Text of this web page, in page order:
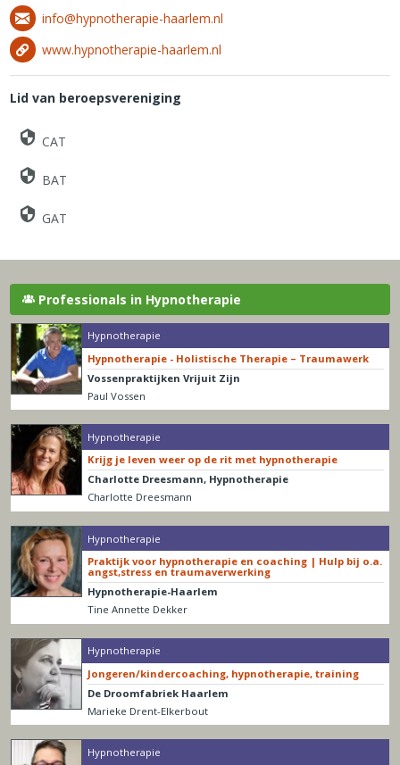
info@hypnotherapie-haarlem.nl
www.hypnotherapie-haarlem.nl
Lid van beroepsvereniging
CAT
BAT
GAT
Professionals in Hypnotherapie
Hypnotherapie
Hypnotherapie - Holistische Therapie – Traumawerk
Vossenpraktijken Vrijuit Zijn
Paul Vossen
Hypnotherapie
Krijg je leven weer op de rit met hypnotherapie
Charlotte Dreesmann, Hypnotherapie
Charlotte Dreesmann
Hypnotherapie
Praktijk voor hypnotherapie en coaching | Hulp bij o.a.
angst,stress en traumaverwerking
Hypnotherapie-Haarlem
Tine Annette Dekker
Hypnotherapie
Jongeren/kindercoaching, hypnotherapie, training
De Droomfabriek Haarlem
Marieke Drent-Elkerbout
Hypnotherapie